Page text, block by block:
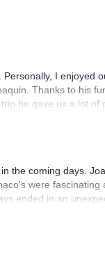
I enjoyed
Thanks to his
he gave us a lot of
deep
the coming days.
were fascinating
ended in an
on Joaquin again.